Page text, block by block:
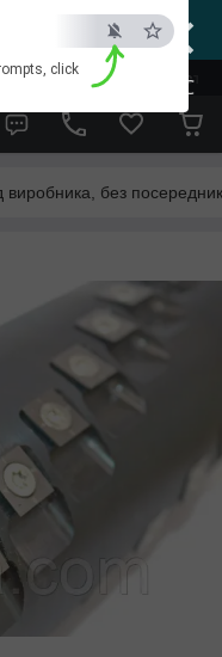
×
ESC
click
зв'язок на viber
виробника, без